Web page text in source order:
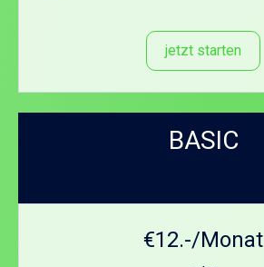
jetzt starten
BASIC
€12.-/Monat